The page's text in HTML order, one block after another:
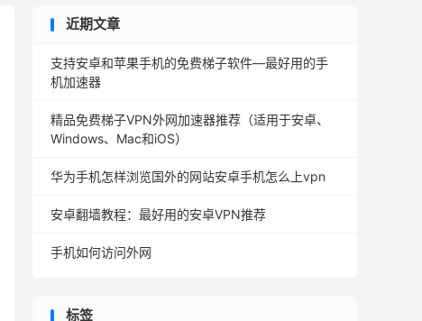
近期文章
支持安卓和苹果手机的免费梯子软件—最好用的手
机加速器
精品免费梯子VPN外网加速器推荐（适用于安卓、
Windows、Mac和iOS）
华为手机怎样浏览国外的网站安卓手机怎么上vpn
安卓翻墙教程：最好用的安卓VPN推荐
手机如何访问外网
标签